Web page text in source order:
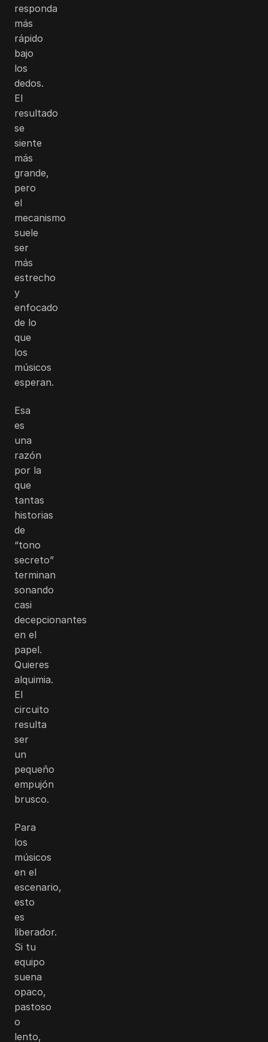
responda
más
rápido
bajo
los
dedos.
El
resultado
se
siente
más
grande,
pero
el
mecanismo
suele
ser
más
estrecho
y
enfocado
de lo
que
los
músicos
esperan.
Esa
es
una
razón
por la
que
tantas
historias
de
“tono
secreto”
terminan
sonando
casi
decepcionantes
en el
papel.
Quieres
alquimia.
El
circuito
resulta
ser
un
pequeño
empujón
brusco.
Para
los
músicos
en el
escenario,
esto
es
liberador.
Si tu
equipo
suena
opaco,
pastoso
o
lento,